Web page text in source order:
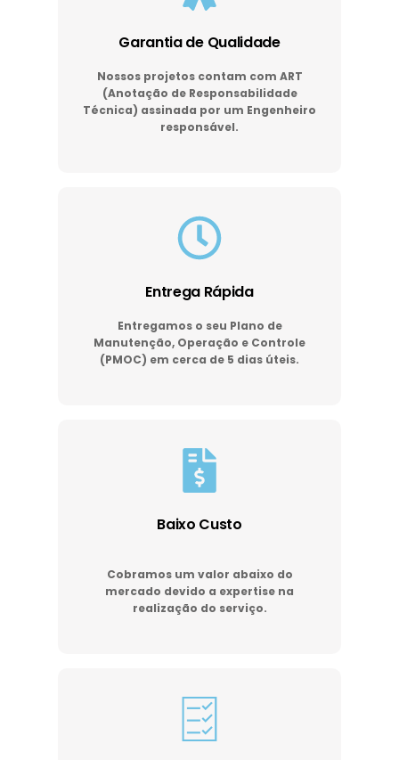
Garantia de Qualidade
Nossos projetos contam com ART
(Anotação de Responsabilidade
Técnica) assinada por um Engenheiro
responsável.
Entrega Rápida
Entregamos o seu Plano de
Manutenção, Operação e Controle
(PMOC) em cerca de 5 dias úteis.
Baixo Custo
Cobramos um valor abaixo do
mercado devido a expertise na
realização do serviço.